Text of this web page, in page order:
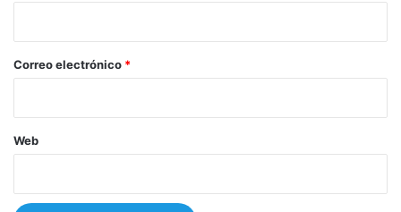
*
Correo electrónico *
Web